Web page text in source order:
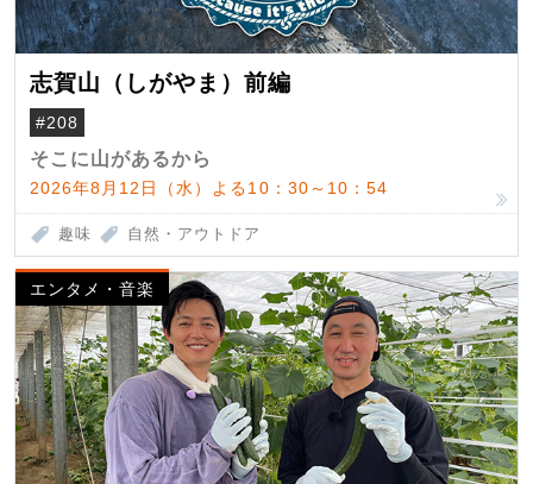
志賀山（しがやま）前編
#208
そこに山があるから
2026年8月12日（水）よる10：30～10：54
趣味 自然・アウトドア
エンタメ・音楽